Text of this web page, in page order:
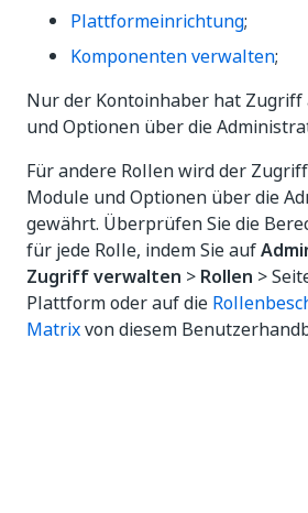
Plattformeinrichtung;
Komponenten verwalten;
Nur der Kontoinhaber hat
und Optionen über die
Für andere Rollen wird der
Module und Optionen über die
gewährt. Überprüfen Sie die
für jede Rolle, indem Sie auf
Zugriff verwalten > Rollen >
Plattform oder auf die
Matrixvon diesem